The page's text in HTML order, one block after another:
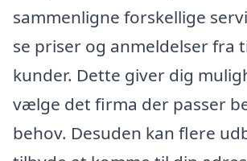
sammenligne forskellige
se priser og anmeldelser fra
kunder. Dette giver dig
vælge det firma der passer
behov. Desuden kan flere